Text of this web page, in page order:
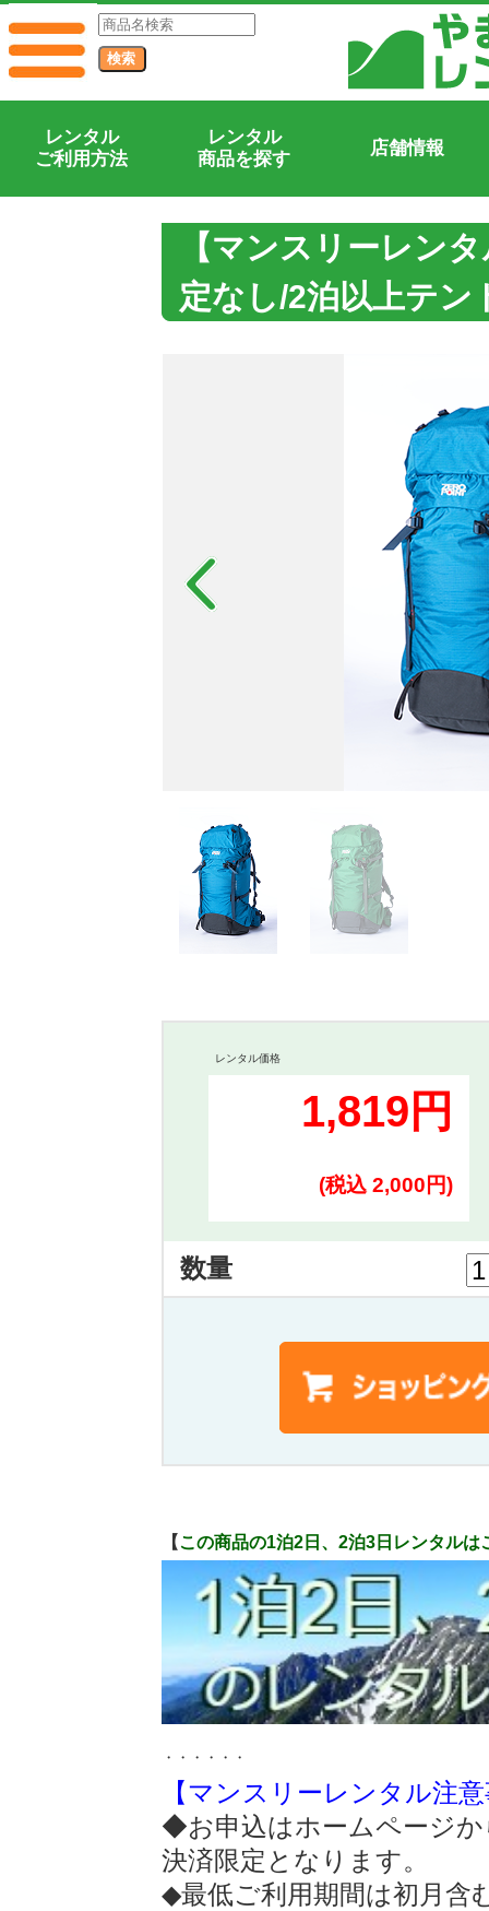
レンタル
ご利用方法
レンタル
商品を探す
店舗情報
【マンスリーレン
定なし/2泊以上テン
レンタル価格
1,819円
(税込 2,000円)
数量
【この商品の1泊2日、2泊3日レンタルは
・・・・・・
【マンスリーレンタル注
◆お申込はホームページ
決済限定となります。
◆最低ご利用期間は初月含